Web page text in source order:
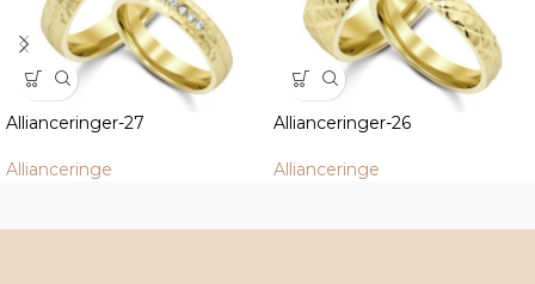
Allianceringer-27
Allianceringe
Allianceringer-26
Allianceringe